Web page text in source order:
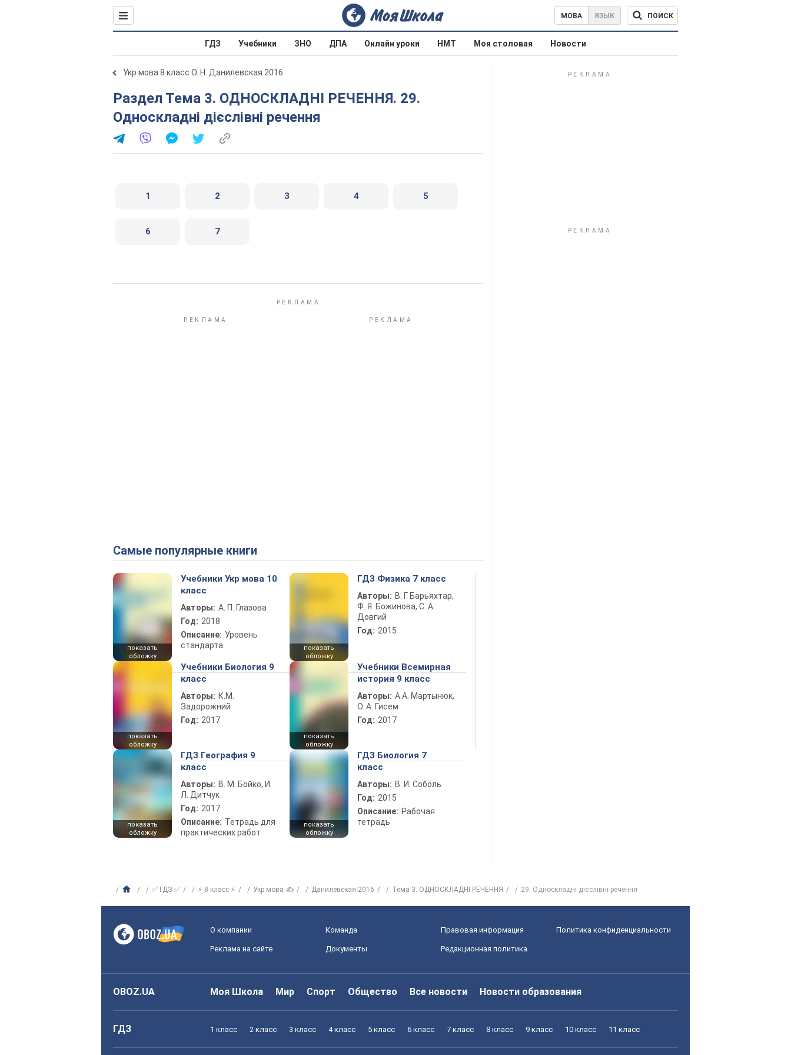
МОВА ЯЗЫК ПОИСК
ГДЗ Учебники ЗНО ДПА Онлайн уроки НМТ Моя столовая Новости
Укр мова 8 класс О. Н. Данилевская 2016
Раздел Тема 3. ОДНОСКЛАДНІ РЕЧЕННЯ. 29.
Односкладні дієслівні речення
1 2 3 4 5
6 7
Самые популярные книги
показать
обложку
Учебники Укр мова 10
класс
Авторы: А. П. Глазова
Год: 2018
Описание: Уровень
стандарта
показать
обложку
ГДЗ Физика 7 класс
Авторы: В. Г. Барьяхтар,
Ф. Я. Божинова, С. А.
Довгий
Год: 2015
показать
обложку
Учебники Биология 9
класс
Авторы: К.М.
Задорожний
Год: 2017
показать
обложку
Учебники Всемирная
история 9 класс
Авторы: А.А. Мартынюк,
О. А. Гисем
Год: 2017
показать
обложку
ГДЗ География 9
класс
Авторы: В. М. Бойко, И.
Л. Дитчук
Год: 2017
Описание: Тетрадь для
практических работ
показать
обложку
ГДЗ Биология 7
класс
Авторы: В. И. Соболь
Год: 2015
Описание: Рабочая
тетрадь
✅ ГДЗ ✅ ⚡ 8 класс ⚡ Укр мова ✍ Данилевская 2016 Тема 3. ОДНОСКЛАДНІ РЕЧЕННЯ 29. Односкладні дієслівні речення
О компании Команда Правовая информация Политика конфиденциальности
Реклама на сайте Документы Редакционная политика
OBOZ.UA Моя Школа Мир Спорт Общество Все новости Новости образования
ГДЗ 1 класс 2 класс 3 класс 4 класс 5 класс 6 класс 7 класс 8 класс 9 класс 10 класс 11 класс